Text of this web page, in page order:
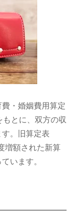
・婚姻費用算定
とに、双方の収
。旧算定表
増額された新算
います。